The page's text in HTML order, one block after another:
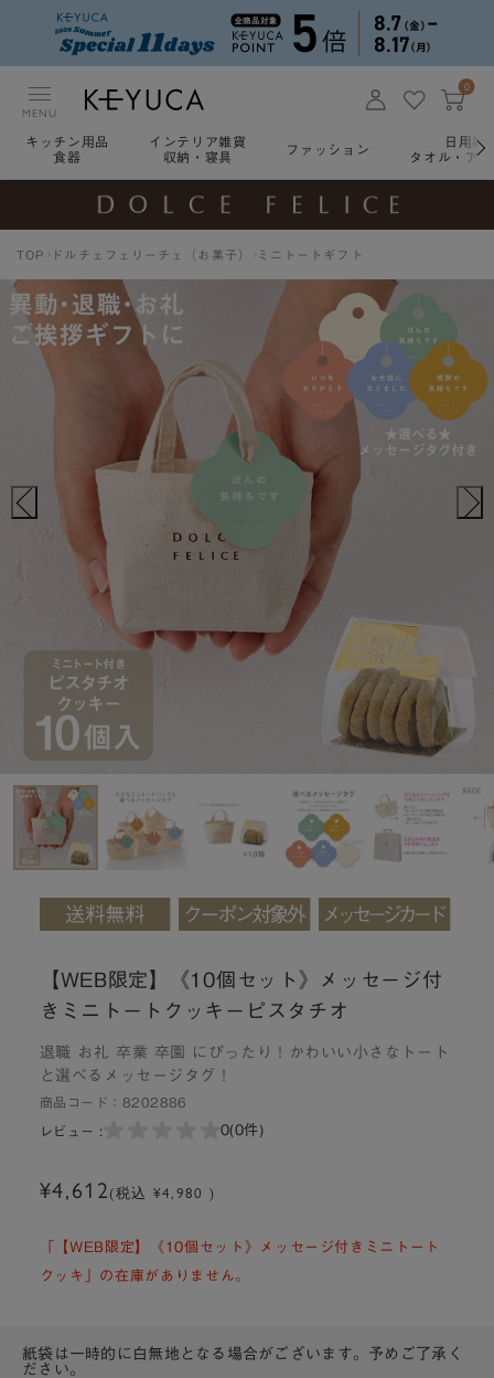
MENU
0
キッチン用品
食器
インテリア雑貨
収納・寝具
ファッション
日用雑
タオル・ア
TOP ドルチェフェリーチェ（お菓子） ミニトートギフト
【WEB限定】《10個セット》メッセージ付
きミニトートクッキーピスタチオ
退職 お礼 卒業 卒園 にぴったり！かわいい小さなトート
と選べるメッセージタグ！
商品コード： 8202886
レビュー : 0(0件)
¥4,612(税込 ¥4,980 )
「【WEB限定】《10個セット》メッセージ付きミニトート
クッキ」の在庫がありません。
紙袋は一時的に白無地となる場合がございます。予めご了承く
ださい。